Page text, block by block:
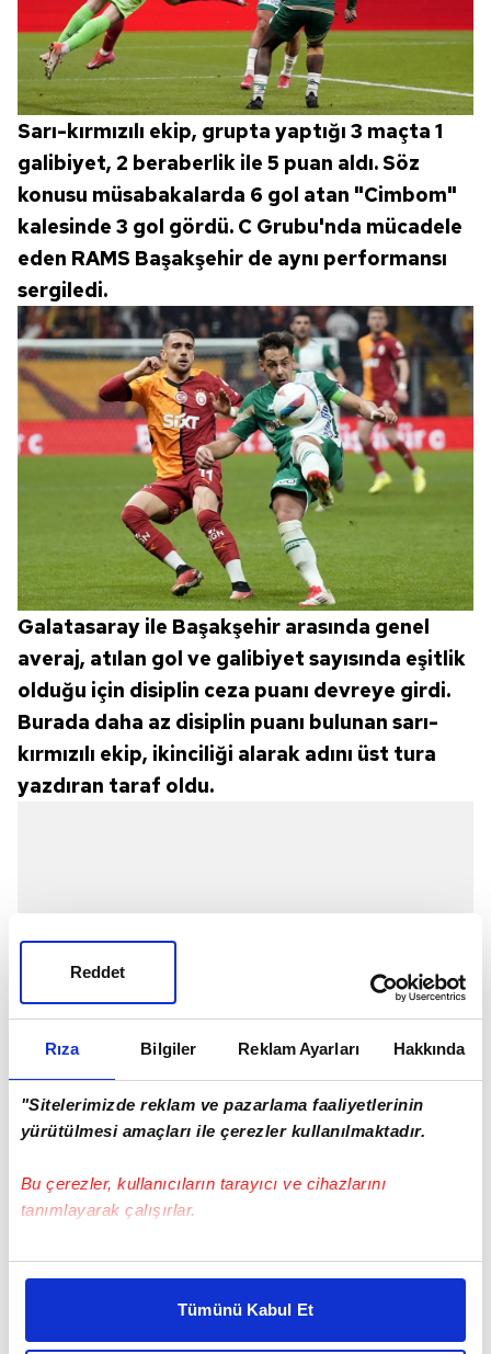
Rıza Bilgiler Reklam Ayarları Hakkında
"Sitelerimizde reklam ve pazarlama faaliyetlerinin
yürütülmesi amaçları ile çerezler kullanılmaktadır.
Bu çerezler, kullanıcıların tarayıcı ve cihazlarını
tanımlayarak çalışırlar.
Bu çerezlere izin vermeniz halinde sizlere özel
daha iyi reklam deneyimi yaşatabiliriz. Bunu yaparken
amacımızın size daha iyi bir reklam deneyimi sunmak
Tümünü Kabul Et
Reddet
Sarı-kırmızılı ekip, grupta yaptığı 3 maçta 1
galibiyet, 2 beraberlik ile 5 puan aldı. Söz
konusu müsabakalarda 6 gol atan "Cimbom"
kalesinde 3 gol gördü. C Grubu'nda mücadele
eden RAMS Başakşehir de aynı performansı
sergiledi.
Galatasaray ile Başakşehir arasında genel
averaj, atılan gol ve galibiyet sayısında eşitlik
olduğu için disiplin ceza puanı devreye girdi.
Burada daha az disiplin puanı bulunan sarı-
kırmızılı ekip, ikinciliği alarak adını üst tura
yazdıran taraf oldu.